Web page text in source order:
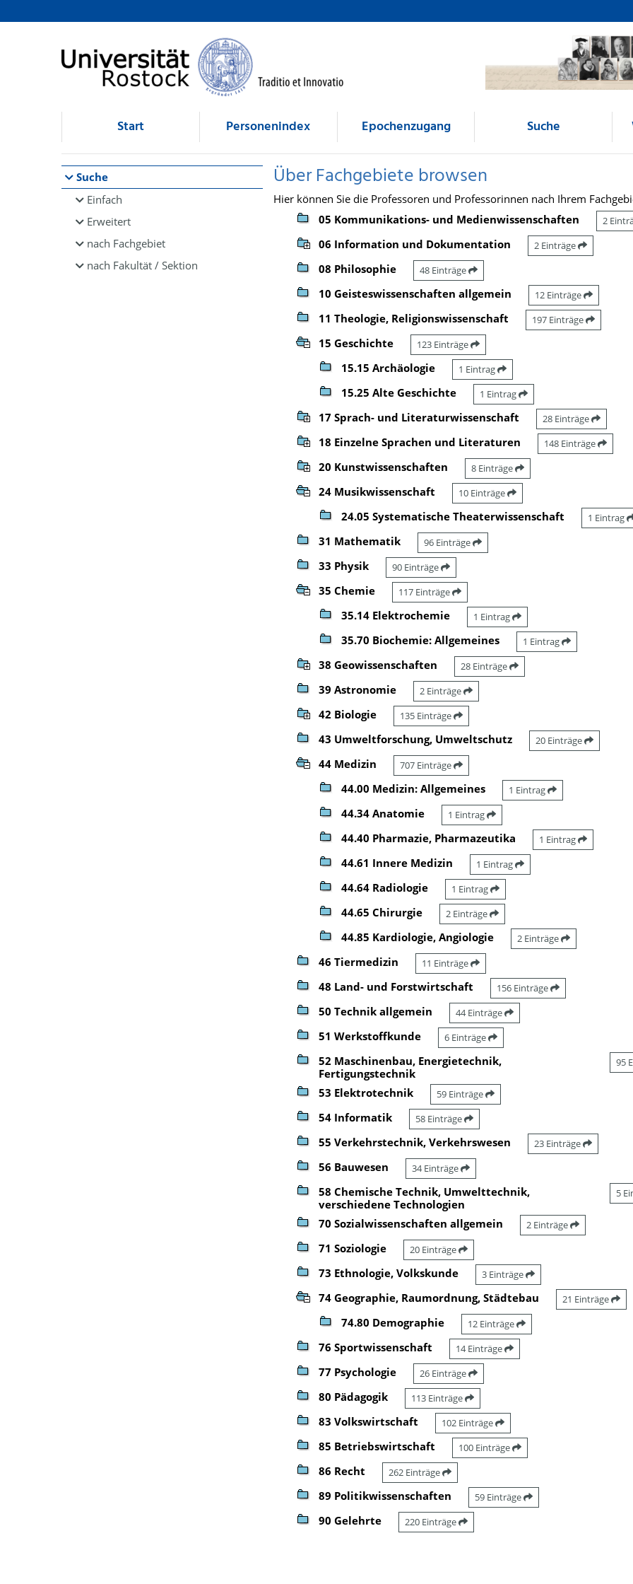
Browsen
direkt zum Inhalt
Start Personenindex Epochenzugang Suche
Suche
Einfach
Erweitert
nach Fachgebiet
nach Fakultät / Sektion
Über Fachgebiete browsen
Hier können Sie die Professoren und Professorinnen nach Ihrem
05 Kommunikations- und Medienwissenschaften
2
06 Information und Dokumentation 2 Einträge
08 Philosophie 48 Einträge
10 Geisteswissenschaften allgemein 12 Einträge
11 Theologie, Religionswissenschaft 197 Einträge
15 Geschichte 123 Einträge
15.15 Archäologie 1 Eintrag
15.25 Alte Geschichte 1 Eintrag
17 Sprach- und Literaturwissenschaft 28 Einträge
18 Einzelne Sprachen und Literaturen 148 Einträge
20 Kunstwissenschaften 8 Einträge
24 Musikwissenschaft 10 Einträge
24.05 Systematische Theaterwissenschaft 1 Eintrag
31 Mathematik 96 Einträge
33 Physik 90 Einträge
35 Chemie 117 Einträge
35.14 Elektrochemie 1 Eintrag
35.70 Biochemie: Allgemeines 1 Eintrag
38 Geowissenschaften 28 Einträge
39 Astronomie 2 Einträge
42 Biologie 135 Einträge
43 Umweltforschung, Umweltschutz 20 Einträge
44 Medizin 707 Einträge
44.00 Medizin: Allgemeines 1 Eintrag
44.34 Anatomie 1 Eintrag
44.40 Pharmazie, Pharmazeutika 1 Eintrag
44.61 Innere Medizin 1 Eintrag
44.64 Radiologie 1 Eintrag
44.65 Chirurgie 2 Einträge
44.85 Kardiologie, Angiologie 2 Einträge
46 Tiermedizin 11 Einträge
48 Land- und Forstwirtschaft 156 Einträge
50 Technik allgemein 44 Einträge
51 Werkstoffkunde 6 Einträge
52 Maschinenbau, Energietechnik,
Fertigungstechnik
95
53 Elektrotechnik 59 Einträge
54 Informatik 58 Einträge
55 Verkehrstechnik, Verkehrswesen 23 Einträge
56 Bauwesen 34 Einträge
58 Chemische Technik, Umwelttechnik,
verschiedene Technologien
5
70 Sozialwissenschaften allgemein 2 Einträge
71 Soziologie 20 Einträge
73 Ethnologie, Volkskunde 3 Einträge
74 Geographie, Raumordnung, Städtebau 21 Einträge
74.80 Demographie 12 Einträge
76 Sportwissenschaft 14 Einträge
77 Psychologie 26 Einträge
80 Pädagogik 113 Einträge
83 Volkswirtschaft 102 Einträge
85 Betriebswirtschaft 100 Einträge
86 Recht 262 Einträge
89 Politikwissenschaften 59 Einträge
90 Gelehrte 220 Einträge